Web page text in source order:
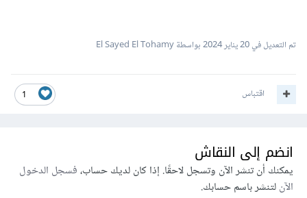
تم التعديل في20 يناير 2024 بواسطة El Sayed El Tohamy
1 اقتباس
انضم إلى النقاش
يمكنك أن تنشر الآن وتسجل لاحقًا. إذا كان لديك حساب،فسجل الدخول
الآنلتنشر باسم حسابك.